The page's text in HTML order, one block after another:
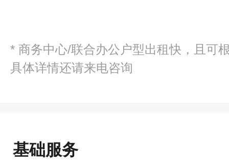
* 商务中心/联合办公户型出租快，且可
具体详情还请来电咨询
基础服务